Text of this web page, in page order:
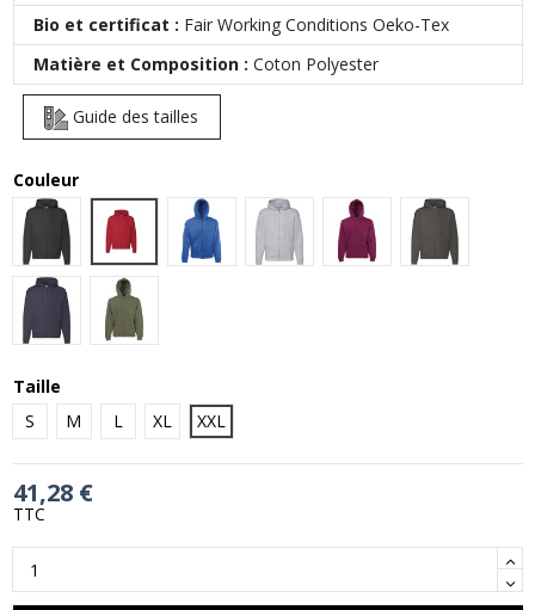
Bio et certificat : Fair Working Conditions Oeko-Tex
Matière et Composition : Coton Polyester
Guide des tailles
Couleur
Black
Red
Royal Blue Heather GreyBurgundy Charcoal
Deep Navy Classic Olive
Taille
S
M L XL XXL
41,28 €
TTC